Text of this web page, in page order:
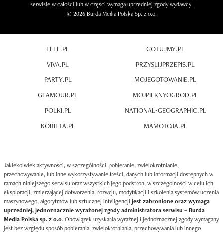
serwisie w całości lub w części wymaga uprzedniej zgody wydawcy.
© 2026 Burda Media Polska Sp. z o.o.
ELLE.PL
VIVA.PL
PARTY.PL
GLAMOUR.PL
POLKI.PL
KOBIETA.PL
GOTUJMY.PL
PRZYSLIJPRZEPIS.PL
MOJEGOTOWANIE.PL
MOJPIEKNYOGROD.PL
NATIONAL-GEOGRAPHIC.PL
MAMOTOJA.PL
Jakiekolwiek aktywności, w szczególności: pobieranie, zwielokrotnianie,
przechowywanie, lub inne wykorzystywanie treści, danych lub informacji dostępnych w
ramach niniejszego serwisu oraz wszystkich jego podstron, w szczególności w celu ich
eksploracji, zmierzającej dotworzenia, rozwoju, modyfikacji i szkolenia systemów uczenia
maszynowego, algorytmów lub sztucznej inteligencji jest zabronione oraz wymaga
uprzedniej, jednoznacznie wyrażonej zgody administratora serwisu – Burda
Media Polska sp. z o.o. Obowiązek uzyskania wyraźnej i jednoznacznej zgody wymagany
jest bez względu sposób pobierania, zwielokrotniania, przechowywania lub innego